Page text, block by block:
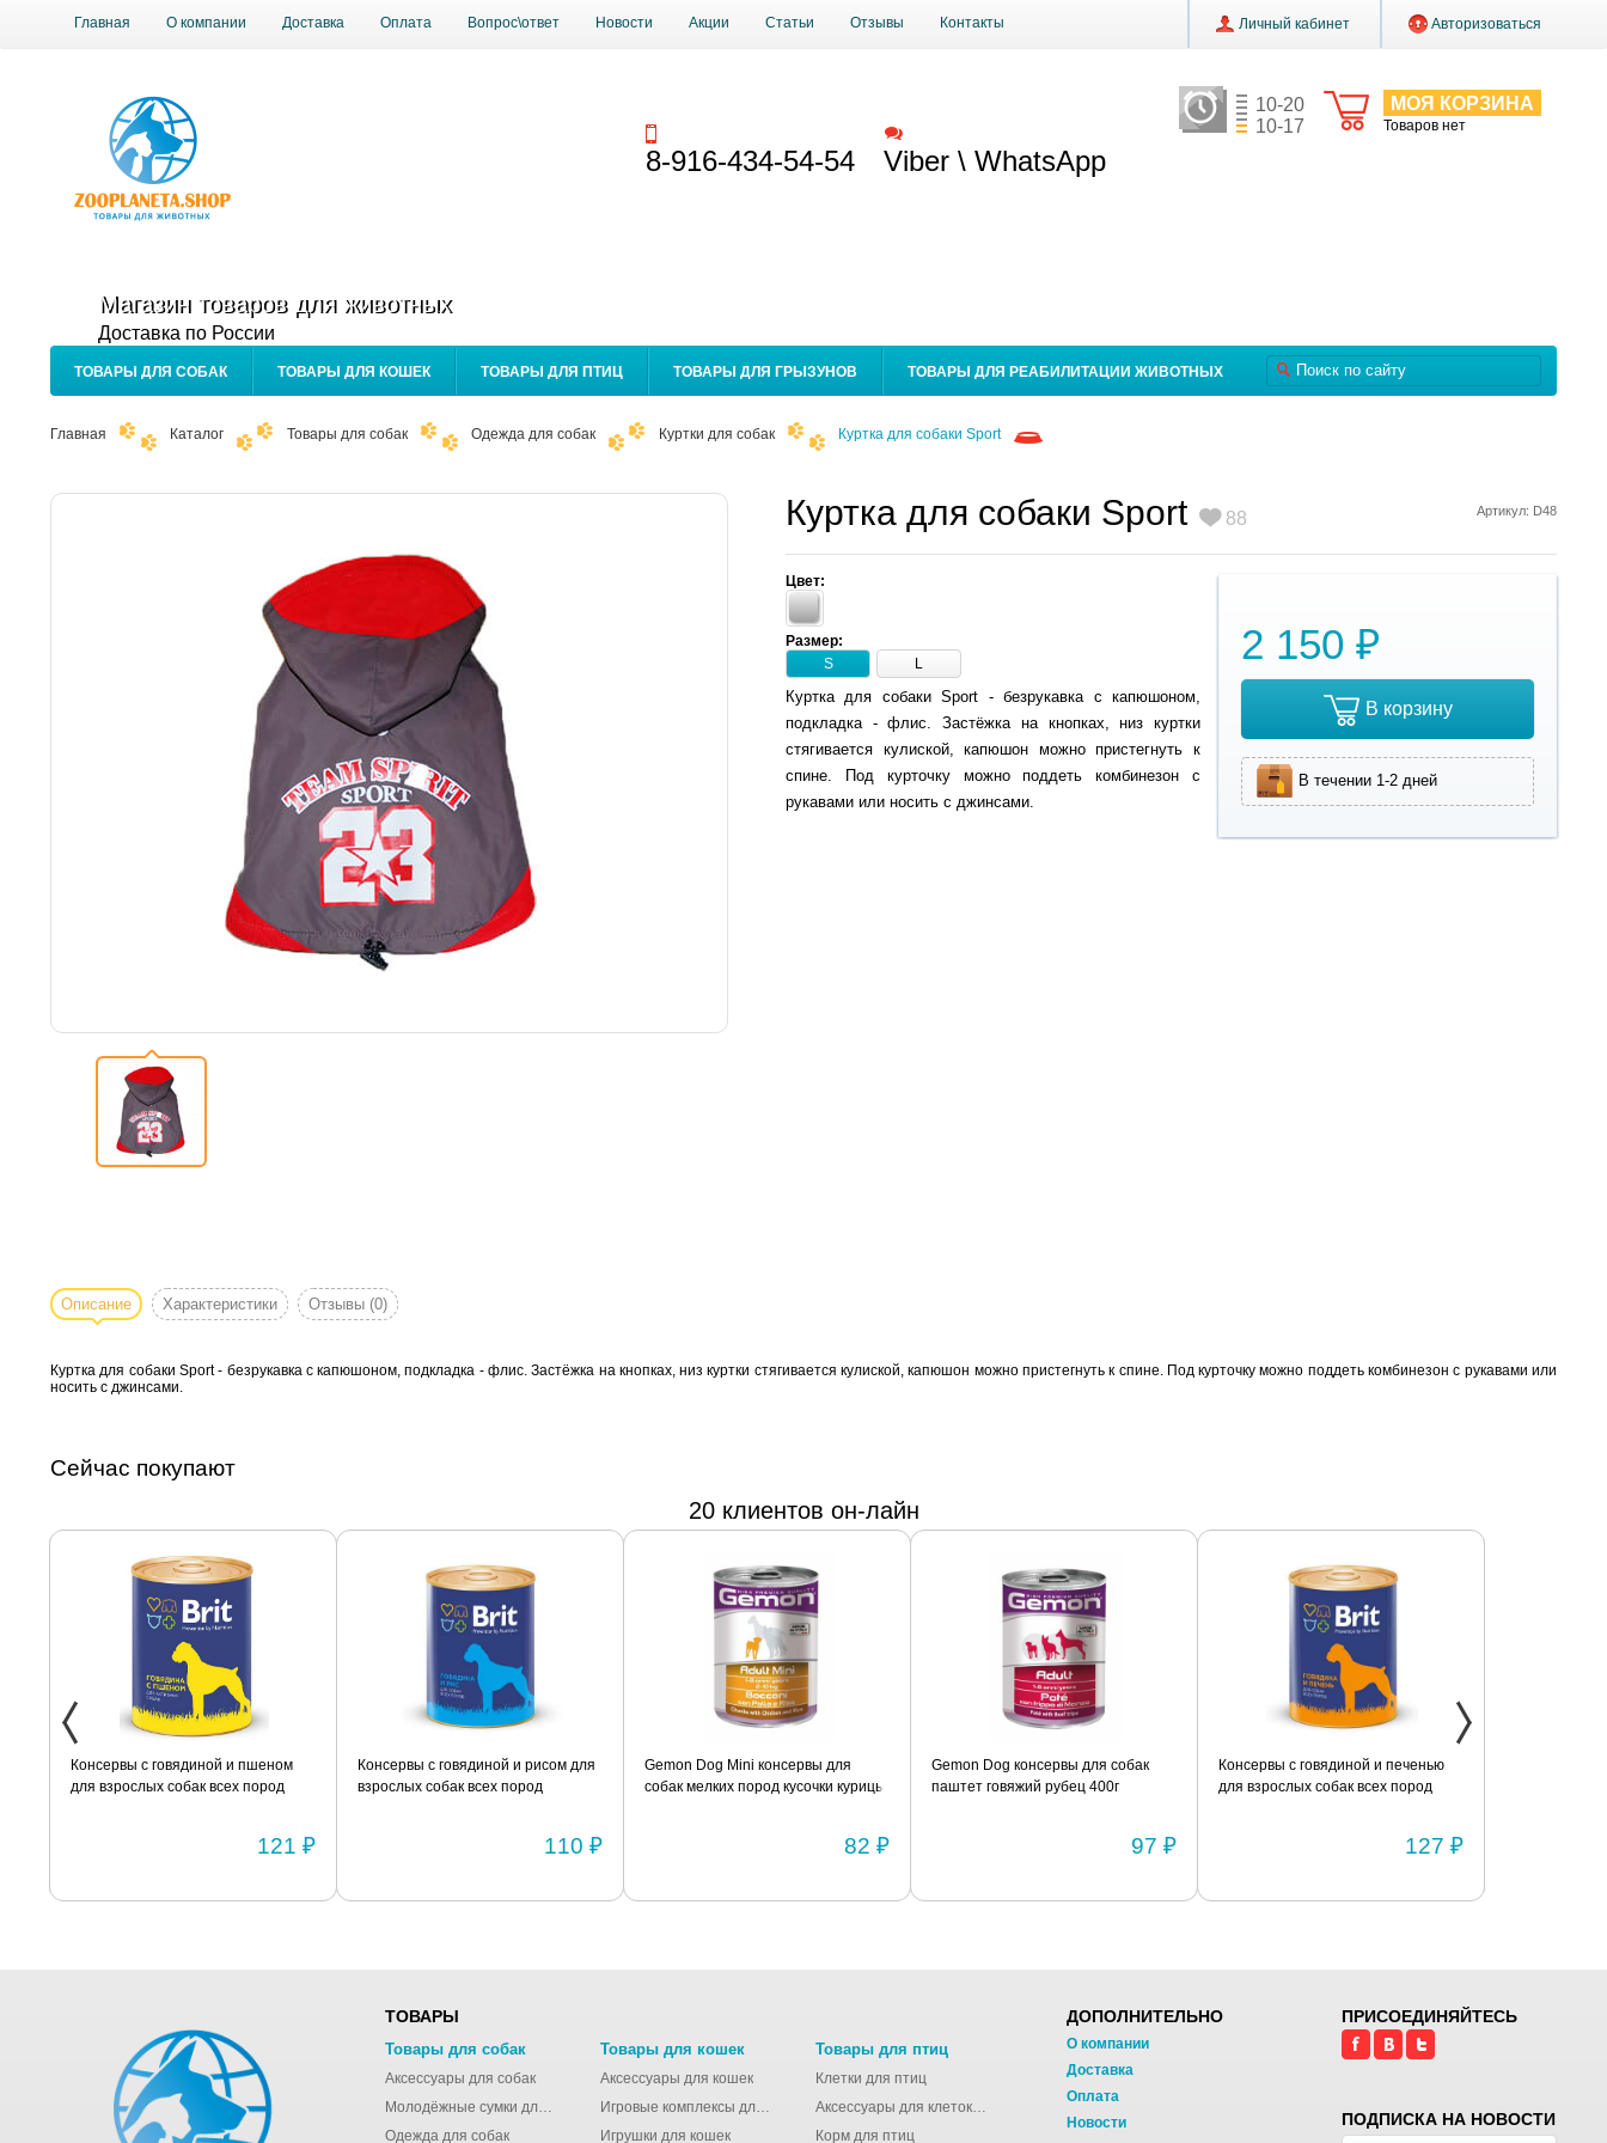
Главная О компании Доставка Оплата Вопрос\ответ Новости Акции Статьи Отзывы Контакты Личный кабинет Авторизоваться
МОЯ КОРЗИНА
Товаров нет
10-20
10-17
Магазин товаров для животных
Доставка по России
8-916-434-54-54 Viber \ WhatsApp
ТОВАРЫ ДЛЯ СОБАК ТОВАРЫ ДЛЯ КОШЕК ТОВАРЫ ДЛЯ ПТИЦ ТОВАРЫ ДЛЯ ГРЫЗУНОВ ТОВАРЫ ДЛЯ РЕАБИЛИТАЦИИ ЖИВОТНЫХ
Главная Каталог Товары для собак Одежда для собак Куртки для собак Куртка для собаки Sport
Артикул: D48
Куртка для собаки Sport 88
Цвет:
Размер:
S
L 2 150 ₽
В корзину
В течении 1-2 дней
Куртка для собаки Sport - безрукавка с капюшоном,
подкладка - флис. Застёжка на кнопках, низ куртки
стягивается кулиской, капюшон можно пристегнуть к
спине. Под курточку можно поддеть комбинезон с
рукавами или носить с джинсами.
Описание Характеристики Отзывы (0)
Куртка для собаки Sport - безрукавка с капюшоном, подкладка - флис. Застёжка на кнопках, низ куртки стягивается кулиской, капюшон можно пристегнуть к спине. Под курточку можно поддеть комбинезон с рукавами или
носить с джинсами.
Сейчас покупают
20 клиентов он-лайн
Консервы с говядиной и пшеном
для взрослых собак всех пород
121 ₽
Консервы с говядиной и рисом для
взрослых собак всех пород
110 ₽
Gemon Dog Mini консервы для
собак мелких пород кусочки курицы
82 ₽
Gemon Dog консервы для собак
паштет говяжий рубец 400г
97 ₽
Консервы с говядиной и печенью
для взрослых собак всех пород
127 ₽
ТОВАРЫ
Товары для собак
Аксессуары для собак
Молодёжные сумки для девушек
Одежда для собак
Товары для кошек
Аксессуары для кошек
Игровые комплексы для кошек
Игрушки для кошек
Товары для птиц
Клетки для птиц
Аксессуары для клеток для птиц
Корм для птиц
ДОПОЛНИТЕЛЬНО
О компании
Доставка
Оплата
Новости
ПРИСОЕДИНЯЙТЕСЬ
ПОДПИСКА НА НОВОСТИ